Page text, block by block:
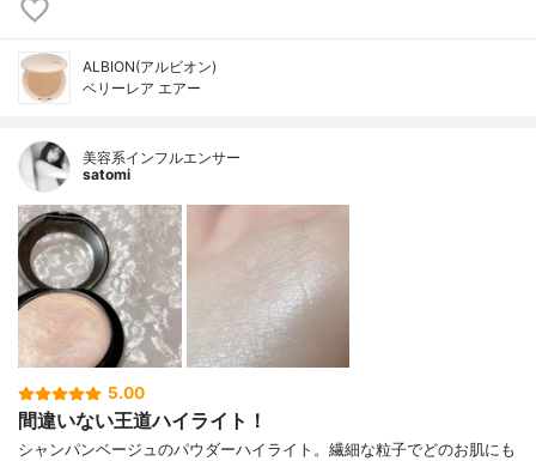
ALBION(アルビオン)
ベリーレア エアー
美容系インフルエンサー
satomi
5.00
間違いない王道ハイライト！
シャンパンベージュのパウダーハイライト。繊細な粒子でどのお肌にも